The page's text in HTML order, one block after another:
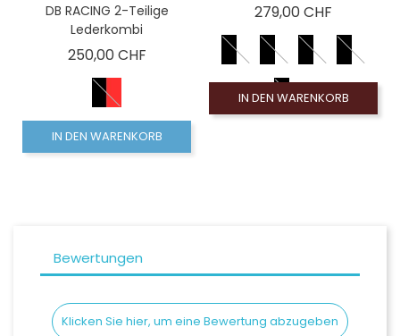
DB RACING 2-Teilige
Lederkombi
250,00 CHFPreis
IN DEN WARENKORB
279,00 CHF
IN DEN WARENKORB
Bewertungen
Klicken Sie hier, um eine Bewertung abzugeben